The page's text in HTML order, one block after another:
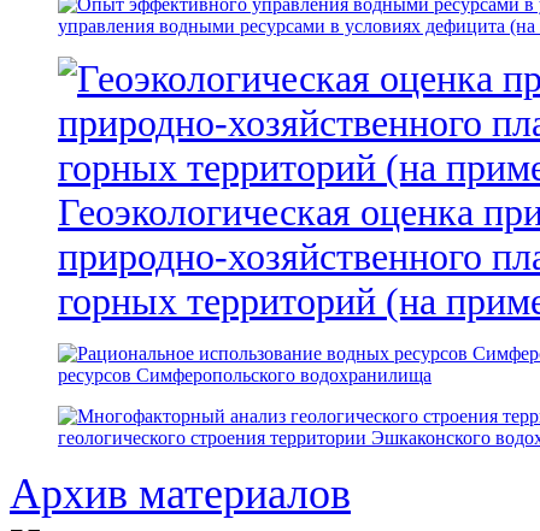
управления водными ресурсами в условиях дефицита
Геоэкологическая оценка
природно-хозяйственного
горных территорий (на
ресурсов Симферопольского водохранилища
геологического строения территории Эшкаконского
Архив материалов